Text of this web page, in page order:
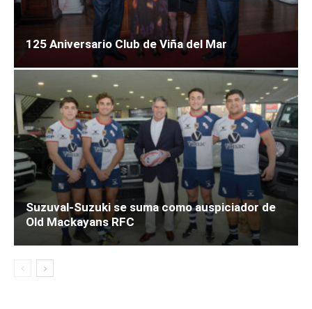
125 Aniversario Club de Viña del Mar
Suzuval-Suzuki se suma como auspiciador de
Old Mackayans RFC